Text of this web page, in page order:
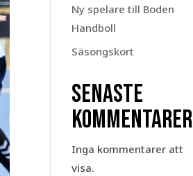
Ny spelare till Boden
Handboll
Säsongskort
Senaste
kommentarer
Inga kommentarer att
visa.